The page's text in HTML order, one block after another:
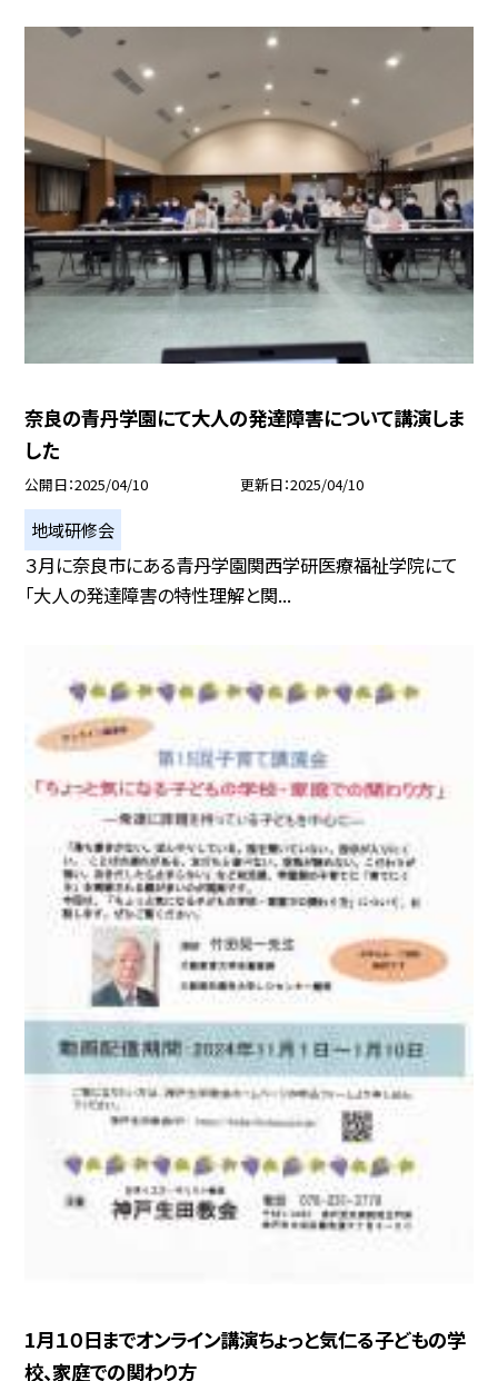
奈良の青丹学園にて大人の発達障害について講演しま
した
公開日 2025/04/10 更新日 2025/04/10
地域研修会
３月に奈良市にある青丹学園関西学研医療福祉学院にて
「大人の発達障害の特性理解と関...
1月１０日までオンライン講演ちょっと気仁る子どもの学
校、家庭での関わり方